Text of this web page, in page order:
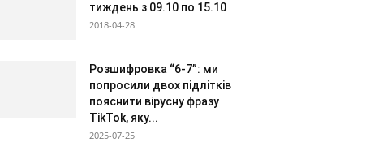
тиждень з 09.10 по 15.10
2018-04-28
Розшифровка “6-7”: ми
попросили двох підлітків
пояснити вірусну фразу
TikTok, яку...
2025-07-25